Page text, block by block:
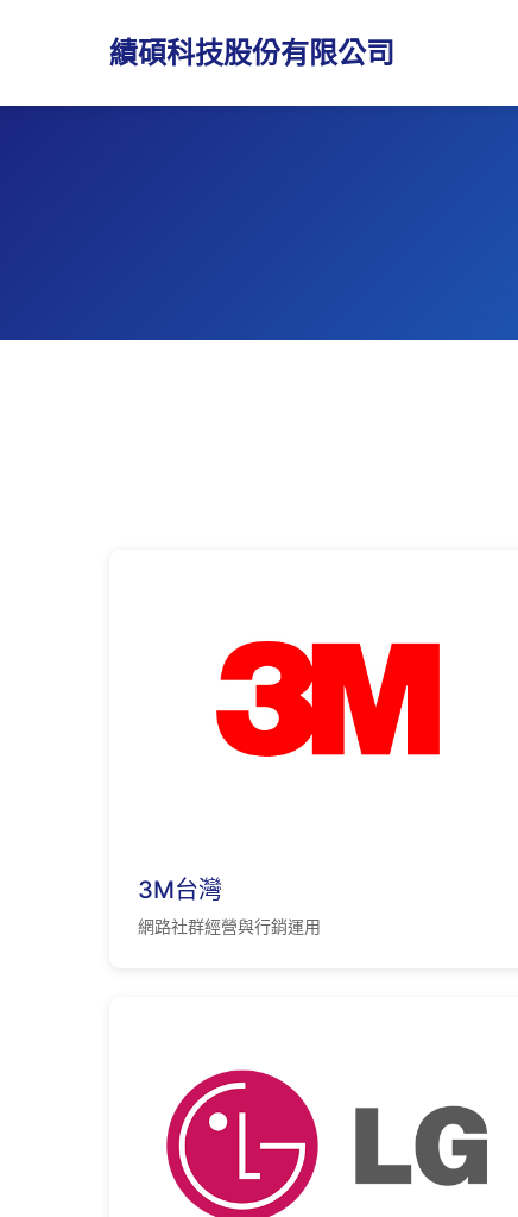
績碩科技股份有限公司
3M台灣
網路社群經營與行銷運用